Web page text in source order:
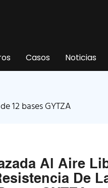
Casos Noticias
12 bases GYTZA
Al Aire
De